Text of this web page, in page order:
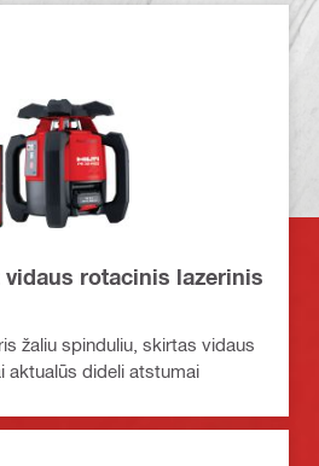
vidaus rotacinis lazerinis
žaliu spinduliu, skirtas vidaus
aktualūs dideli atstumai